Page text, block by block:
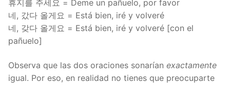
휴지를 주세요 = Deme un pañuelo, por favor
네, 갔다 올게요 = Está bien, iré y volveré
네, 갖다 올게요 = Está bien, iré y volveré [con el
pañuelo]
Observa que las dos oraciones sonarían exactamente
igual. Por eso, en realidad no tienes que preocuparte